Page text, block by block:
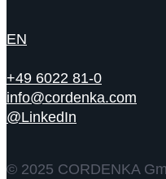
EN
+49 6022 81-0
info@cordenka.com
@LinkedIn
© 2025 CORDENKA